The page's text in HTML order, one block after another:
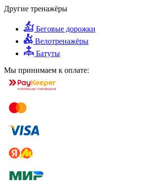
Другие тренажёры
Беговые дорожки
Велотренажёры
Батуты
Мы принимаем к оплате: